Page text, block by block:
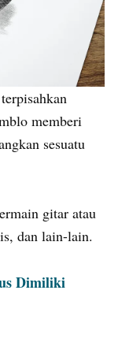
memberi
sesuatu
gitar atau
dan lain-lain.
Dimiliki